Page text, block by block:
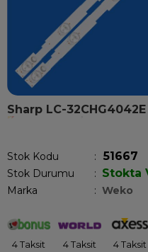
Sharp LC-
Stok Kodu 51667
Stok Durumu : Stokta
Marka : Weko
4 Taksit 4 Taksit 4 Taksit